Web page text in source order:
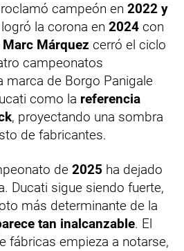
campeón en 2022 y
logró la corona en 2024 con
Marc Márquez cerró el ciclo
campeonatos
marca de Borgo Panigale
como la referencia
, proyectando una sombra
de fabricantes.
de 2025 ha dejado
Ducati sigue siendo fuerte,
más determinante de la
tan inalcanzable. El
fábricas empieza a notarse,